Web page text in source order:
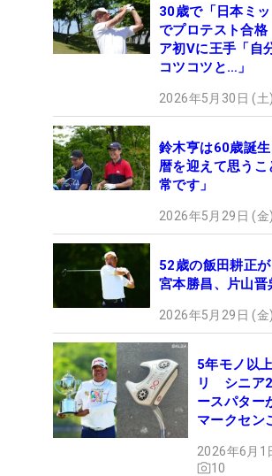
30歳で「日本ミ
でプロテスト合
ア初Vに王手「自
コツコツと…」
2026年5月30日 (
鈴木亨は60歳誕
暦を迎えて思う
常です」
2026年5月29日 (
52歳の飯田耕正
宮本勝昌、片山
2026年5月29日 (
5年モノ以
リ シニア
ースパター
マークセン
2026年6月1
10